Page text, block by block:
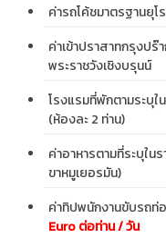
ค่ารถโค้ชมาตรฐานยุโ
ค่าเข้าปราสาทกรุงปร๊
พระราชวังเชิงบรุนน์
โรงแรมที่พักตามระบุใ
(ห้องละ 2 ท่าน)
ค่าอาหารตามที่ระบุใน
ขาหมูเยอรมัน)
ค่าทิปพนักงานขับรถท่
Euro ต่อท่าน / วัน